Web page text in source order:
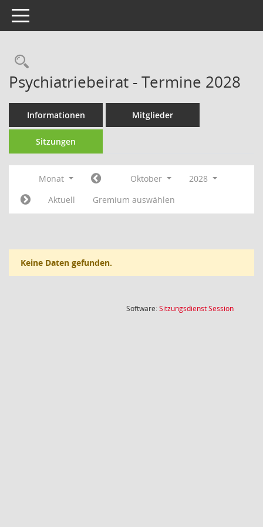
Toggle navigation
Rechercheauswahl
Psychiatriebeirat - Termine 2028
Informationen Mitglieder
Sitzungen
Monat Oktober
2028
Aktuell
Gremium auswählen
Keine Daten gefunden.
Software:SitzungsdienstSession(Wird in